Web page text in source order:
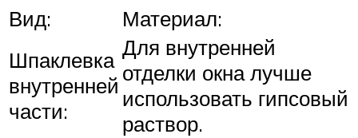
Вид:
Материал:
Шпаклевка
внутренней
части:
Для внутренней
отделки окна лучше
использовать гипсовый
раствор.